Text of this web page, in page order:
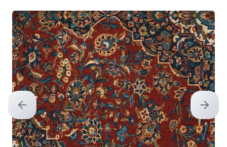
Previous slide Next